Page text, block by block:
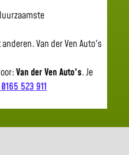
Van der Ven Auto's
Van der Ven Auto's.Je
0165 523 911